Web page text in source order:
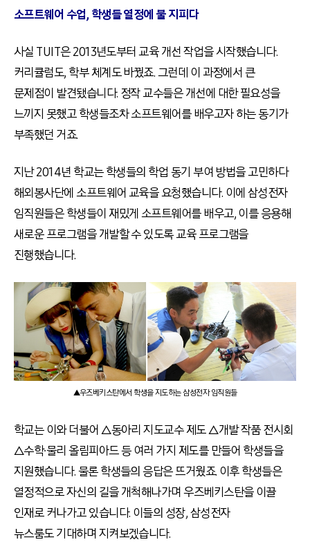
소프트웨어 수업, 학생들 열정에 불 지피다
사실 TUIT은 2013년도부터 교육 개선 작업을 시작했습니다.
커리큘럼도, 학부 체계도 바꿨죠. 그런데 이 과정에서 큰
문제점이 발견됐습니다. 정작 교수들은 개선에 대한 필요성을
느끼지 못했고 학생들조차 소프트웨어를 배우고자 하는 동기가
부족했던 거죠.
지난 2014년 학교는 학생들의 학업 동기 부여 방법을 고민하다
해외봉사단에 소프트웨어 교육을 요청했습니다. 이에 삼성전자
임직원들은 학생들이 재밌게 소프트웨어를 배우고, 이를 응용해
새로운 프로그램을 개발할 수 있도록 교육 프로그램을
진행했습니다.
▲우즈베키스탄에서 학생을 지도하는 삼성전자 임직원들
학교는 이와 더불어 △동아리 지도교수 제도 △개발 작품 전시회
△수학∙물리 올림피아드 등 여러 가지 제도를 만들어 학생들을
지원했습니다. 물론 학생들의 응답은 뜨거웠죠. 이후 학생들은
열정적으로 자신의 길을 개척해나가며 우즈베키스탄을 이끌
인재로 커나가고 있습니다. 이들의 성장, 삼성전자
뉴스룸도 기대하며 지켜보겠습니다.